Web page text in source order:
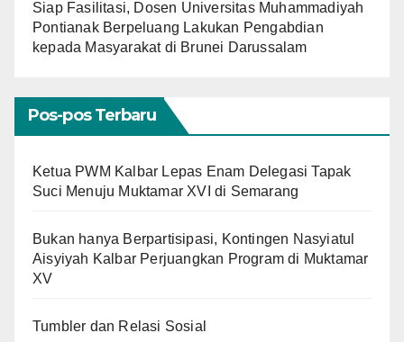
Siap Fasilitasi, Dosen Universitas Muhammadiyah
Pontianak Berpeluang Lakukan Pengabdian
kepada Masyarakat di Brunei Darussalam
Pos-pos Terbaru
Ketua PWM Kalbar Lepas Enam Delegasi Tapak
Suci Menuju Muktamar XVI di Semarang
Bukan hanya Berpartisipasi, Kontingen Nasyiatul
Aisyiyah Kalbar Perjuangkan Program di Muktamar
XV
Tumbler dan Relasi Sosial